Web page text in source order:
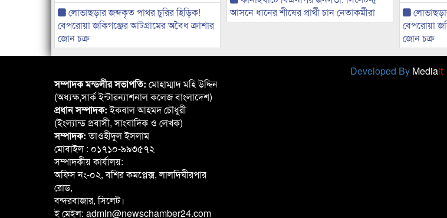
লোভাছড়ার জব্দকৃত পাথর চুরির হিড়িক!
বেপরোয়া জকিগঞ্জের আটগ্রামের অবৈধ ক্রাশার
জোন চক্র
আসনে ধানের শীষের প্রার্থী চান নেতাকর্মীরা
বেপরোয়া
জোন চক্র
Developed By Mediait
সম্পাদক মন্ডলীর সভাপতি: মোহাম্মাদ মহি উদ্দিন
(অধ্যক্ষ,সার্ক ইন্টারন্যাশনাল কলেজ বাংলাদেশ)
প্রধান সম্পাদক:ইকবাল আহমদ চৌধুরী
(ইংল্যান্ড প্রবাসী, সাংবাদিক ও লেখক)
সম্পাদক:তাওহীদুল ইসলাম
মোবাইল : ০১৭১০-৯৯৩৫৭২
সম্পাদকীয় কার্যালয়:
অফিস নং-০২, বশির কমপ্লেক্স, লালদিঘীরপার
রোড,
বন্দরবাজার, সিলেট।
ই মেইল: admin@newschamber24.com